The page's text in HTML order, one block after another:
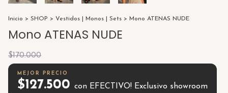
Inicio > SHOP > Vestidos | Monos | Sets > Mono ATENAS NUDE
Mono ATENAS NUDE
$170.000
$127.500 con EFECTIVO! Exclusivo showroom